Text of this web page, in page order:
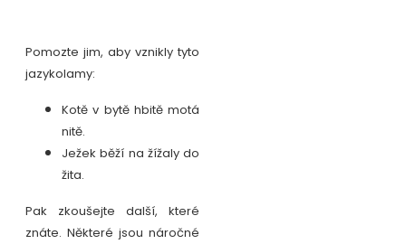
Pomozte jim, aby vznikly tyto
jazykolamy:
Kotě v bytě hbitě motá
nitě.
Ježek běží na žížaly do
žita.
Pak zkoušejte další, které
znáte. Některé jsou náročné